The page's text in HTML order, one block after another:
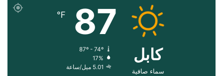
کابل
سماء صافية
87
℉
87º - 74º
17%
5.01 ميل/ساعة